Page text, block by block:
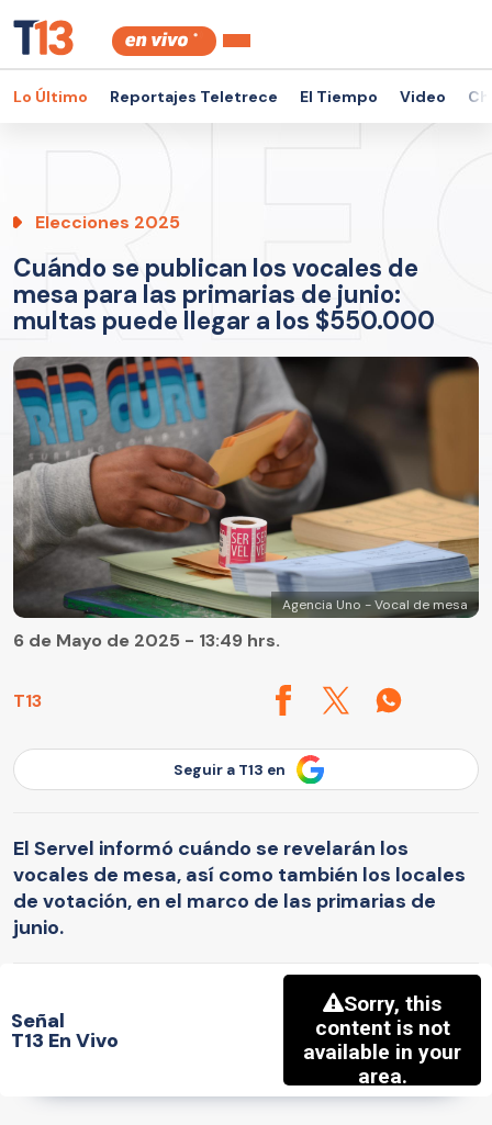
Lo Último Reportajes Teletrece El Tiempo Video
Elecciones 2025
Cuándo se publican los vocales de
mesa para las primarias de junio:
multas puede llegar a los $550.000
Agencia Uno - Vocal de mesa
T13
6 de Mayo de 2025 - 13:49 hrs.
Seguir a T13 en
El Servel informó cuándo se revelarán los
vocales de mesa, así como también los locales
de votación, en el marco de las primarias de
junio.
Señal
T13 En Vivo